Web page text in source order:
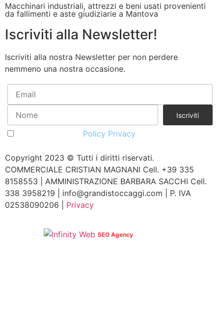
Macchinari industriali, attrezzi e beni usati provenienti
da fallimenti e aste giudiziarie a Mantova
Iscriviti alla Newsletter!
Iscriviti alla nostra Newsletter per non perdere
nemmeno una nostra occasione.
Policy Privacy
Copyright 2023 © Tutti i diritti riservati.
COMMERCIALE CRISTIAN MAGNANI Cell. +39 335
8158553 | AMMINISTRAZIONE BARBARA SACCHI Cell.
338 3958219 | info@grandistoccaggi.com | P. IVA
02538090206 | Privacy
SEO Agency